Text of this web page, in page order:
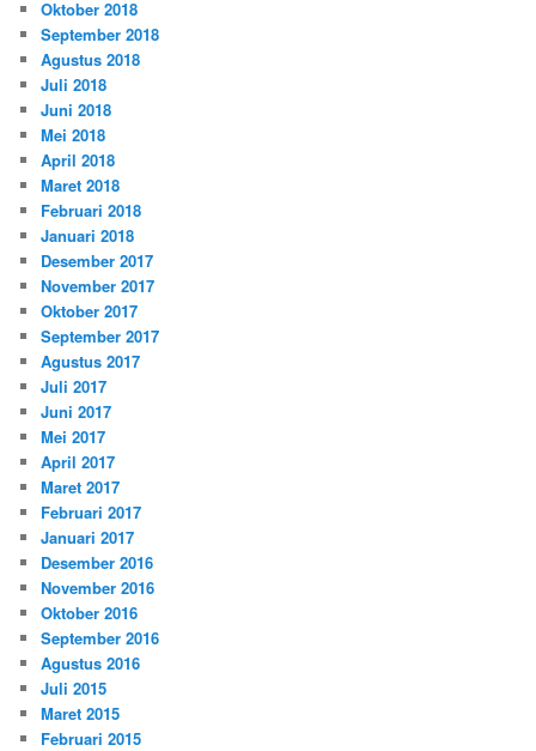
Oktober 2018
September 2018
Agustus 2018
Juli 2018
Juni 2018
Mei 2018
April 2018
Maret 2018
Februari 2018
Januari 2018
Desember 2017
November 2017
Oktober 2017
September 2017
Agustus 2017
Juli 2017
Juni 2017
Mei 2017
April 2017
Maret 2017
Februari 2017
Januari 2017
Desember 2016
November 2016
Oktober 2016
September 2016
Agustus 2016
Juli 2015
Maret 2015
Februari 2015